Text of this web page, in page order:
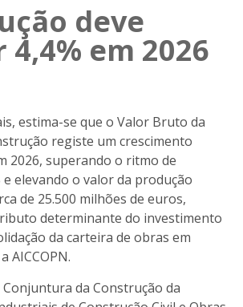
deve
4,4% em 2026
estima-se que o Valor Bruto da
registe um crescimento
2026, superando o ritmo de
elevando o valor da produção
de 25.500 milhões de euros,
determinante do investimento
da carteira de obras em
AICCOPN.
Conjuntura da Construção da